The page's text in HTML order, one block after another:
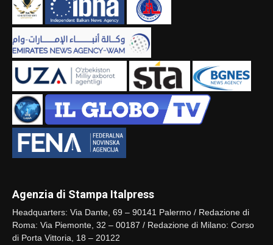
Agenzia di Stampa Italpress
Headquarters: Via Dante, 69 – 90141 Palermo / Redazione di
Roma: Via Piemonte, 32 – 00187 / Redazione di Milano: Corso
di Porta Vittoria, 18 – 20122